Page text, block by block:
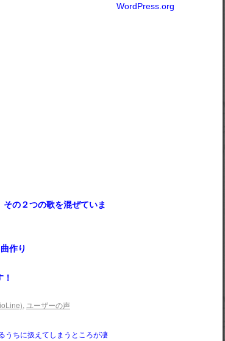
の２つの歌を混ぜていま
作り
, ユーザーの声
うちに扱えてしまうところが凄
WordPress.org